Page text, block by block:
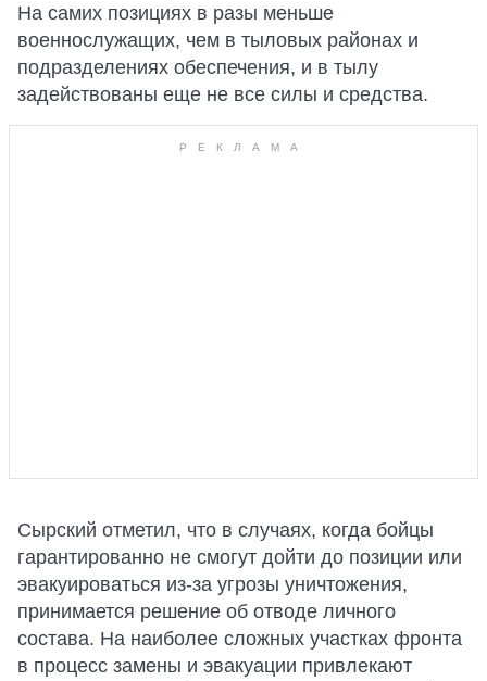
На самих позициях в разы меньше
военнослужащих, чем в тыловых районах и
подразделениях обеспечения, и в тылу
задействованы еще не все силы и средства.
Сырский отметил, что в случаях, когда бойцы
гарантированно не смогут дойти до позиции или
эвакуироваться из-за угрозы уничтожения,
принимается решение об отводе личного
состава. На наиболее сложных участках фронта
в процесс замены и эвакуации привлекают